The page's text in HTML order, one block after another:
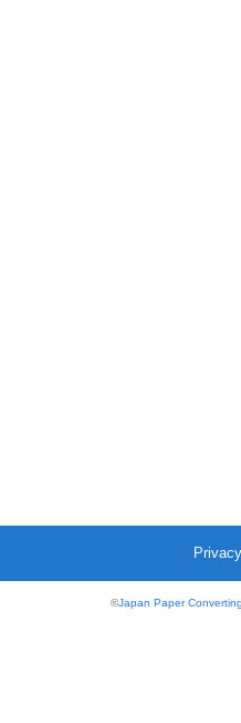
©Japan Paper